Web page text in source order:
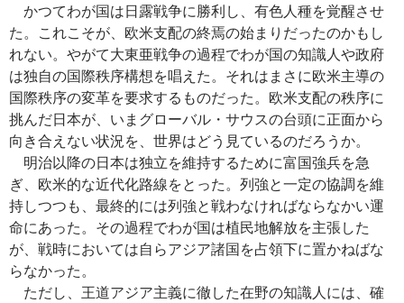
かつてわが国は日露戦争に勝利し、有色人種を覚醒させ
た。これこそが、欧米支配の終焉の始まりだったのかもし
れない。やがて大東亜戦争の過程でわが国の知識人や政府
は独自の国際秩序構想を唱えた。それはまさに欧米主導の
国際秩序の変革を要求するものだった。欧米支配の秩序に
挑んだ日本が、いまグローバル・サウスの台頭に正面から
向き合えない状況を、世界はどう見ているのだろうか。
明治以降の日本は独立を維持するために富国強兵を急
ぎ、欧米的な近代化路線をとった。列強と一定の協調を維
持しつつも、最終的には列強と戦わなければならなかい運
命にあった。その過程でわが国は植民地解放を主張した
が、戦時においては自らアジア諸国を占領下に置かねばな
らなかった。
ただし、王道アジア主義に徹した在野の知識人には、確